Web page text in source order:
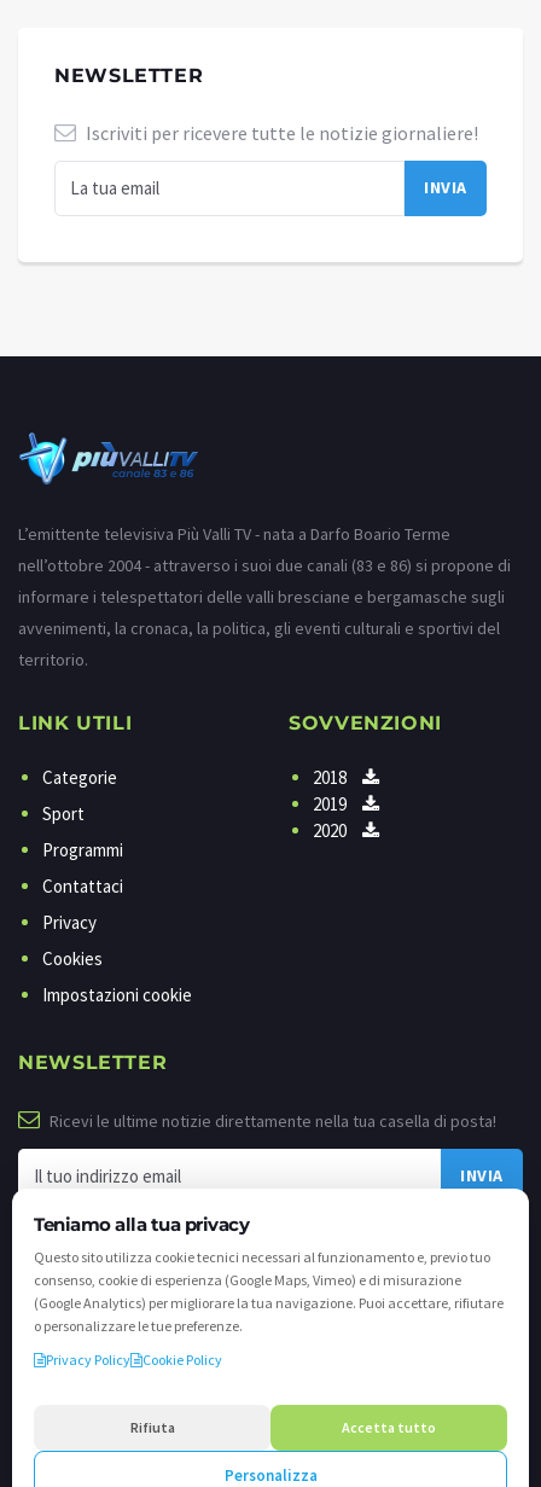
Teniamo alla tua privacy
Questo sito utilizza cookie tecnici necessari al funzionamento e, previo tuo
consenso, cookie di esperienza (Google Maps, Vimeo) e di misurazione
(Google Analytics) per migliorare la tua navigazione. Puoi accettare, rifiutare
o personalizzare le tue preferenze.
Privacy Policy
Cookie Policy
Personalizza
Rifiuta Accetta tutto
NEWSLETTER
Iscriviti per ricevere tutte le notizie giornaliere!
L’emittente televisiva Più Valli TV - nata a Darfo Boario Terme
nell’ottobre 2004 - attraverso i suoi due canali (83 e 86) si propone di
informare i telespettatori delle valli bresciane e bergamasche sugli
avvenimenti, la cronaca, la politica, gli eventi culturali e sportivi del
territorio.
LINK UTILI
Categorie
Sport
Programmi
Contattaci
Privacy
Cookies
Impostazioni cookie
SOVVENZIONI
2018
2019
2020
NEWSLETTER
Ricevi le ultime notizie direttamente nella tua casella di posta!
Darfo Boario Terme (Bs) P.IVA e C.F. 02539810982 - REA / CCIAA (Bs) n. 458309
cap. soc. €894.900,00 i.v.